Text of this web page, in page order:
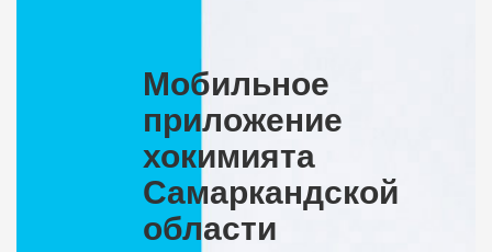
Мобильное
приложение
хокимията
Самаркандской
области